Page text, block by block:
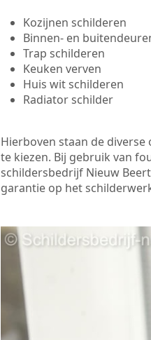
Kozijnen schilderen
Binnen- en
Trap schilderen
Keuken verven
Huis wit schilderen
Radiator schilder
Hierboven staan de
te kiezen. Bij gebruik van
schildersbedrijf Nieuw
garantie op het